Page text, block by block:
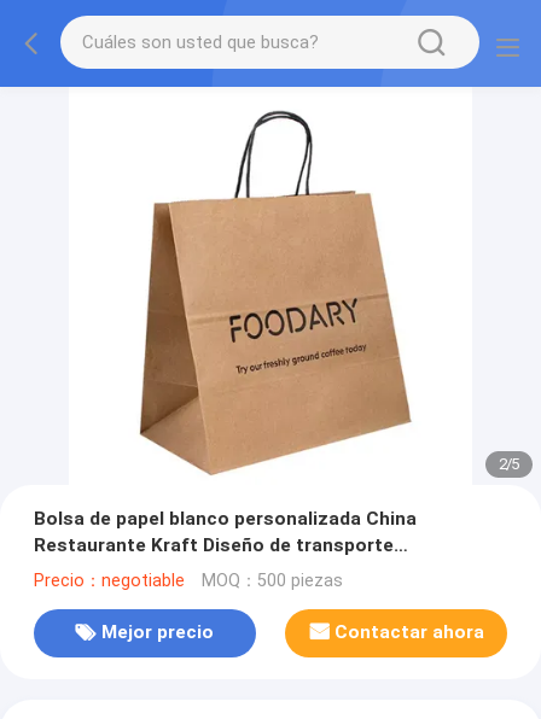
2/5
Bolsa de papel blanco personalizada China
Restaurante Kraft Diseño de transporte
personalizado Entrega Negro Verde
Precio：negotiable MOQ：500 piezas
Mejor precio Contactar ahora